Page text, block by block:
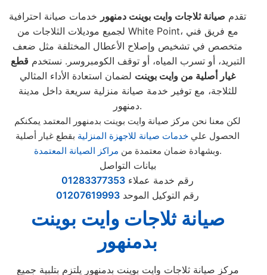
تقدم صيانة ثلاجات وايت بوينت دمنهور خدمات صيانة احترافية
لجميع موديلات الثلاجات من White Point، مع فريق فني
متخصص في تشخيص وإصلاح الأعطال المختلفة مثل ضعف
التبريد، أو تسرب المياه، أو توقف الكومبروسر. نستخدمقطع
غيار أصلية من وايت بوينت لضمان استعادة الأداء المثالي
للثلاجة، مع توفير خدمة صيانة منزلية سريعة داخل مدينة
دمنهور.
لكن معنا نحن مركز صيانة وايت بوينت بدمنهور المعتمد يمكنكم
الحصول علي خدمات صيانة للاجهزة المنزلية بقطع غيار أصلية
وبشهادة ضمان معتمدة من مراكز الصيانة المعتمدة .
بيانات التواصل
رقم خدمة عملاء 01283377353
رقم التوكيل الموحد 01207619993
صيانة ثلاجات وايت بوينت
بدمنهور
مركز صيانة ثلاجات وايت بوينت بدمنهور يلتزم بتلبية جميع